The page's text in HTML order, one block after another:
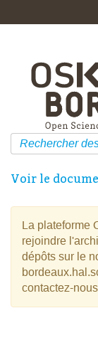
Voir le
La plateforme
rejoindre
dépôts sur le
contactez-